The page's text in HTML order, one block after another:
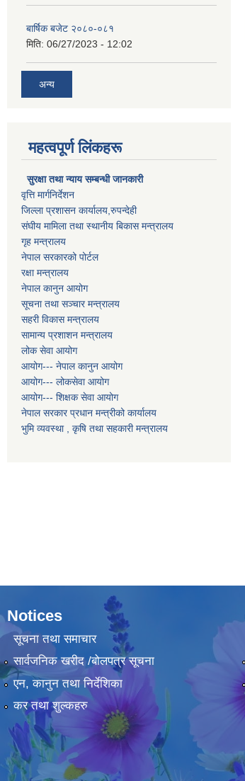
बार्षिक बजेट २०८०-०८१
मिति: 06/27/2023 - 12:02
अन्य
महत्वपूर्ण लिंकहरू
सुरक्षा तथा न्याय सम्बन्धी जानकारी
वृत्ति मार्गनिर्देशन
जिल्ला प्रशासन कार्यालय,रुपन्देही
संघीय मामिला तथा स्थानीय बिकास मन्त्रालय
गृह मन्त्रालय
नेपाल सरकारको पोर्टल
रक्षा मन्त्रालय
नेपाल कानुन आयोग
सूचना तथा सञ्चार मन्त्रालय
सहरी विकास मन्त्रालय
सामान्य प्रशाशन मन्त्रालय
लोक सेवा आयोग
आयोग--- नेपाल कानुन आयोग
आयोग--- लोकसेवा आयोग
आयोग--- शिक्षक सेवा आयोग
नेपाल सरकार प्रधान मन्त्रीको कार्यालय
भुमि व्यवस्था , कृषि तथा सहकारी मन्त्रालय
Notices
सूचना तथा समाचार
सार्वजनिक खरीद /बोलपत्र सूचना
एन, कानुन तथा निर्देशिका
कर तथा शुल्कहरु